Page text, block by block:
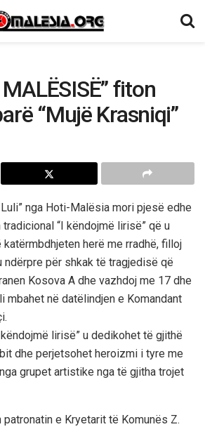
fiton
“Mujë Krasniqi”
Luli” nga Hoti-Malësia mori pjesë edhe
“I këndojmë lirisë” që u
herë me rradhë, filloj
ndërpre për shkak të tragjedisë që
Kosova A dhe vazhdoj me 17 dhe
mbahet në datëlindjen e Komandant
lirisë” u dedikohet të gjithë
dhe perjetsohet heroizmi i tyre me
grupet artistike nga të gjitha trojet
e Kryetarit të Komunës Z.